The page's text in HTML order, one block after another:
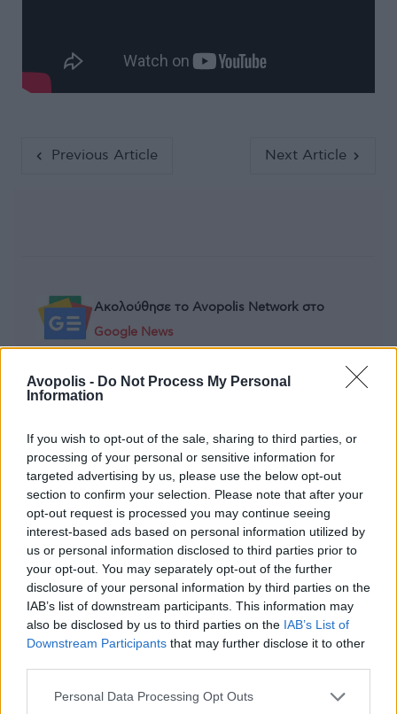
Avopolis - Do Not Process My Personal
Information
If you wish to opt-out of the sale, sharing to third parties, or
processing of your personal or sensitive information for
targeted advertising by us, please use the below opt-out
section to confirm your selection. Please note that after your
opt-out request is processed you may continue seeing
interest-based ads based on personal information utilized by
us or personal information disclosed to third parties prior to
your opt-out. You may separately opt-out of the further
disclosure of your personal information by third parties on the
IAB’s list of downstream participants. This information may
also be disclosed by us to third parties on the IAB’s List of
Downstream Participants that may further disclose it to other
Personal Data Processing Opt Outs
Previous Article Next Article
Ακολούθησε το Avopolis Network στο
Google News
Ποτέ δεν είναι αργά,
κυριολεκτικά. Ο Άντονι Χόπκινς
στα 88 αρνείται να το βάλει κάτω
και κυκλοφορεί το 1ο του
άλμπουμ με ορχηστρικές συνθέσεις και τίτλο:
Life Is A Dream. Φυσικά και είναι Άντονι...
Μάκης Μηλάτος